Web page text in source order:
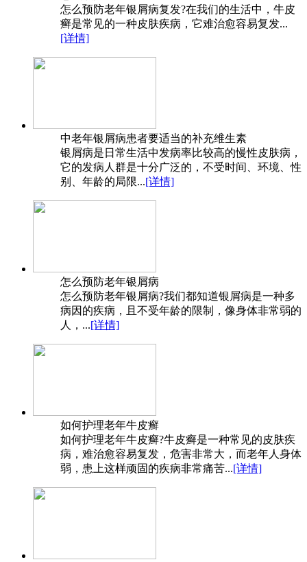
怎么预防老年银屑病复发?在我们的生活中，牛皮
癣是常见的一种皮肤疾病，它难治愈容易复发...
[详情]
中老年银屑病患者要适当的补充维生素
银屑病是日常生活中发病率比较高的慢性皮肤病，
它的发病人群是十分广泛的，不受时间、环境、性
别、年龄的局限...[详情]
怎么预防老年银屑病
怎么预防老年银屑病?我们都知道银屑病是一种多
病因的疾病，且不受年龄的限制，像身体非常弱的
人，...[详情]
如何护理老年牛皮癣
如何护理老年牛皮癣?牛皮癣是一种常见的皮肤疾
病，难治愈容易复发，危害非常大，而老年人身体
弱，患上这样顽固的疾病非常痛苦...[详情]